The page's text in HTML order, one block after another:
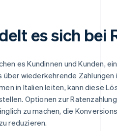
es sich bei
es Kundinnen und Kunden,
wiederkehrende Zahlungen
in Italien leiten, kann diese
Optionen zur
zu machen, die
reduzieren.